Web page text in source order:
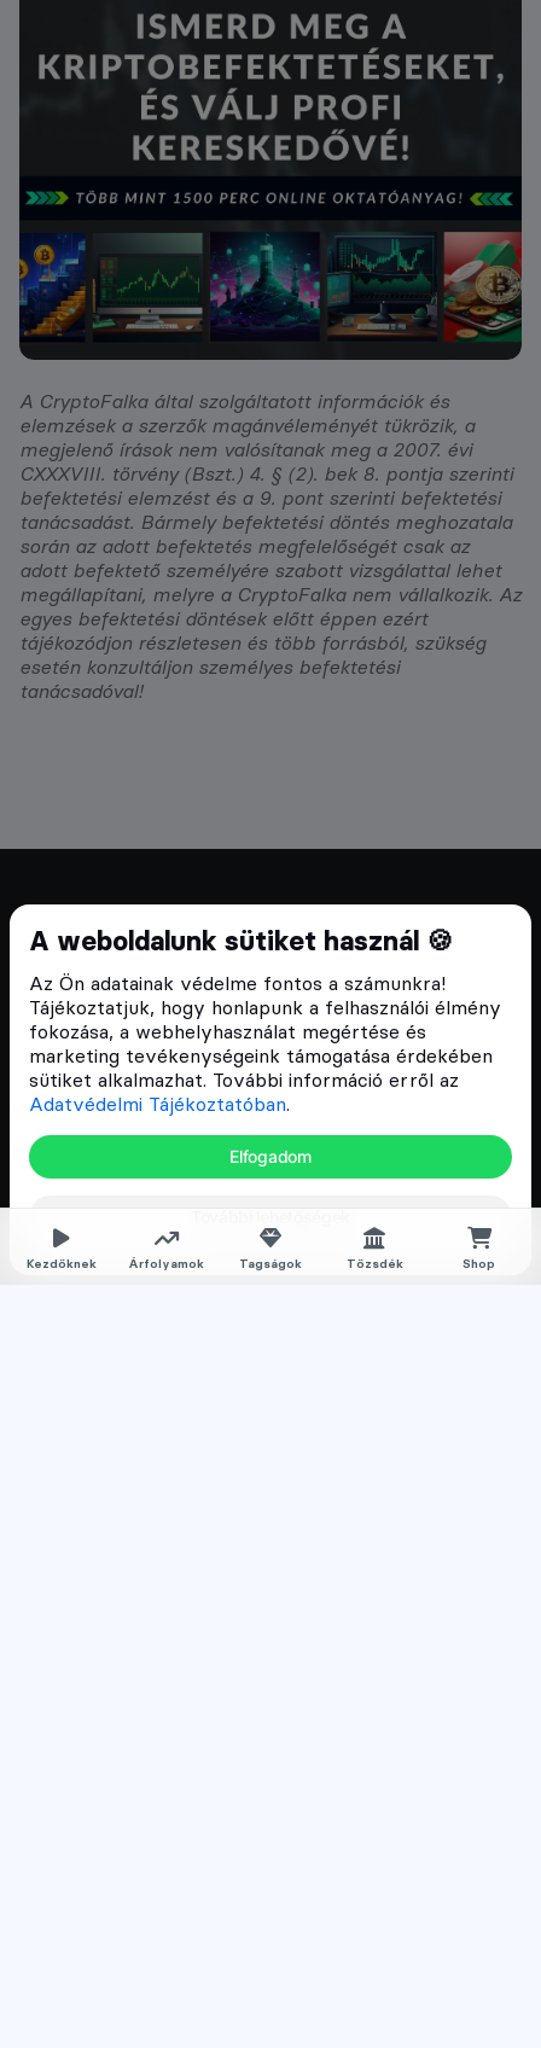
Kezdőknek Árfolyamok Tagságok Tőzsdék Shop
A weboldalunk sütiket használ 🍪
Az Ön adatainak védelme fontos a számunkra!
Tájékoztatjuk, hogy honlapunk a felhasználói élmény
fokozása, a webhelyhasználat megértése és
marketing tevékenységeink támogatása érdekében
sütiket alkalmazhat. További információ erről az
Adatvédelmi Tájékoztatóban.
Elfogadom
A CryptoFalka által szolgáltatott információk és
elemzések a szerzők magánvéleményét tükrözik, a
megjelenő írások nem valósítanak meg a 2007. évi
CXXXVIII. törvény (Bszt.) 4. § (2). bek 8. pontja szerinti
befektetési elemzést és a 9. pont szerinti befektetési
tanácsadást. Bármely befektetési döntés meghozatala
során az adott befektetés megfelelőségét csak az
adott befektető személyére szabott vizsgálattal lehet
megállapítani, melyre a CryptoFalka nem vállalkozik. Az
egyes befektetési döntések előtt éppen ezért
tájékozódjon részletesen és több forrásból, szükség
esetén konzultáljon személyes befektetési
tanácsadóval!
Cryptofalka 2018 óta
Szívünkön viseljük a blokklánc technológia
népszerűsítését Magyarországon, ezért 2018 óta a
Cryptofalka célja, hogy biztosítsa a hazai közösség
és vállalatok digitális oktatását és fejlődését.
Oldalak
Árfolyamok
Rólunk